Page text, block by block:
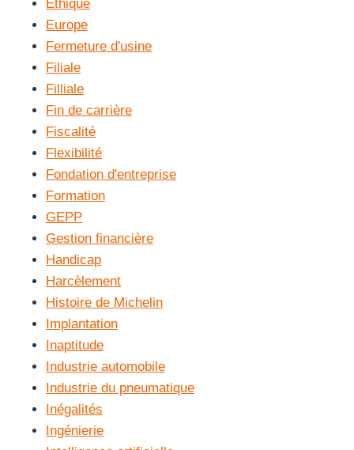
Ethique
Europe
Fermeture d'usine
Filiale
Filliale
Fin de carrière
Fiscalité
Flexibilité
Fondation d'entreprise
Formation
GEPP
Gestion financière
Handicap
Harcèlement
Histoire de Michelin
Implantation
Inaptitude
Industrie automobile
Industrie du pneumatique
Inégalités
Ingénierie